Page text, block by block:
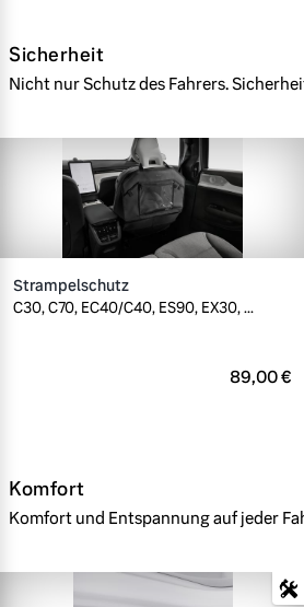
Sicherheit
Nicht nur Schutz des Fahrers.
Strampelschutz
C30, C70, EC40/C40, ES90, EX30, ...
89,00 €
Komfort
Komfort und Entspannung auf jeder